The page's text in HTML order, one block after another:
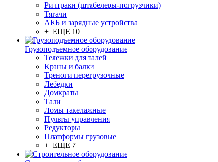
Ричтраки (штабелеры-погрузчики)
Тягачи
АКБ и зарядные устройства
+ ЕЩЕ 10
Грузоподъемное оборудование
Тележки для талей
Краны и балки
Треноги перегрузочные
Лебедки
Домкраты
Тали
Ломы такелажные
Пульты управления
Редукторы
Платформы грузовые
+ ЕЩЕ 7